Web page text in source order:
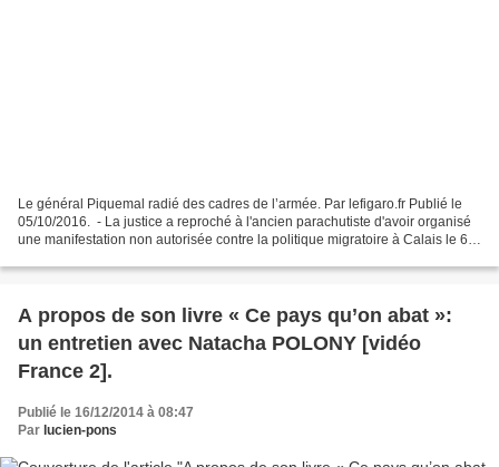
Le général Piquemal radié des cadres de l’armée. Par lefigaro.fr Publié le
05/10/2016. ​ - La justice a reproché à l'ancien parachutiste d'avoir organisé
une manifestation non autorisée contre la politique migratoire à Calais le 6
A propos de son livre « Ce pays qu’on abat »:
un entretien avec Natacha POLONY [vidéo
France 2].
Publié le 16/12/2014 à 08:47
Par lucien-pons